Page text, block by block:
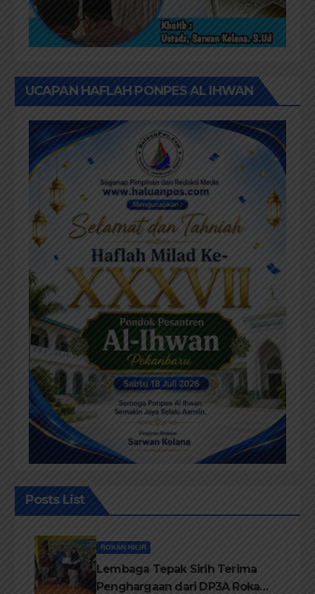
UCAPAN HAFLAH PONPES AL IHWAN
Posts List
ROKAN HILIR
Lembaga Tepak Sirih Terima
Penghargaan dari DP3A Rokan